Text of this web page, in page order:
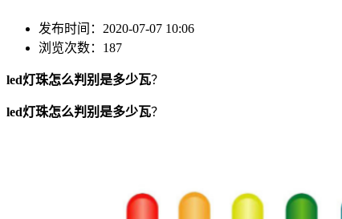
发布时间：2020-07-07 10:06
浏览次数：187
led灯珠怎么判别是多少瓦？
led灯珠怎么判别是多少瓦？